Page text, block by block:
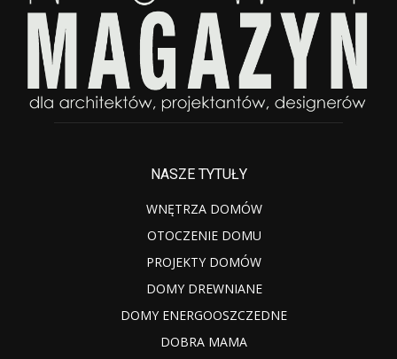
NASZE TYTUŁY
WNĘTRZA DOMÓW
OTOCZENIE DOMU
PROJEKTY DOMÓW
DOMY DREWNIANE
DOMY ENERGOOSZCZEDNE
DOBRA MAMA